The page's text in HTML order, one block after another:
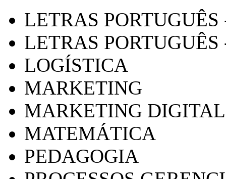
LETRAS
LETRAS PORTUGUÊS
LOGÍSTICA
MARKETING
MARKETING DIGITAL
MATEMÁTICA
PEDAGOGIA